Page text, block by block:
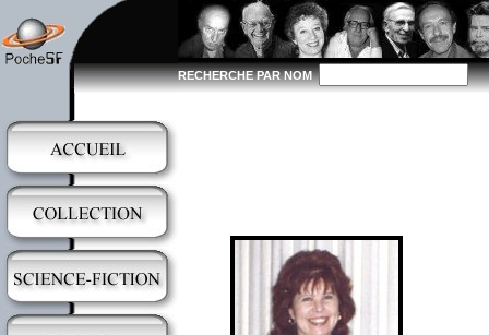
RECHERCHE PAR NOM